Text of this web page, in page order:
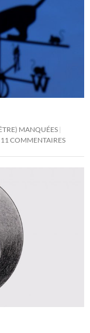
MANQUÉES
11 COMMENTAIRES